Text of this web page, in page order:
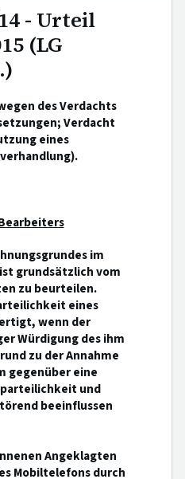
- Urteil
(LG
des Verdachts
Verdacht
eines
im
grundsätzlich vom
zu beurteilen.
eines
wenn der
Würdigung des ihm
zu der Annahme
gegenüber eine
und
beeinflussen
Angeklagten
Mobiltelefons durch